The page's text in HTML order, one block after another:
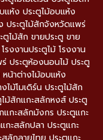
แห้ง ประตูไม้อบแห้ง
ประตูไม้สักจังหวัดแพร่
ตูไม้สัก ขายประตู ขาย
รงงานประตูไม้ โรงงาน
ประตูห้องนอนไม้ ประตู
น้าต่างไม้อบแห้ง
ไม้โมเดิร์น ประตูไม้สัก
ม้สักแกะสลักหงส์ ประตู
กะสลักมังกร ประตูแกะ
กะสลักปลา ประตูแกะ